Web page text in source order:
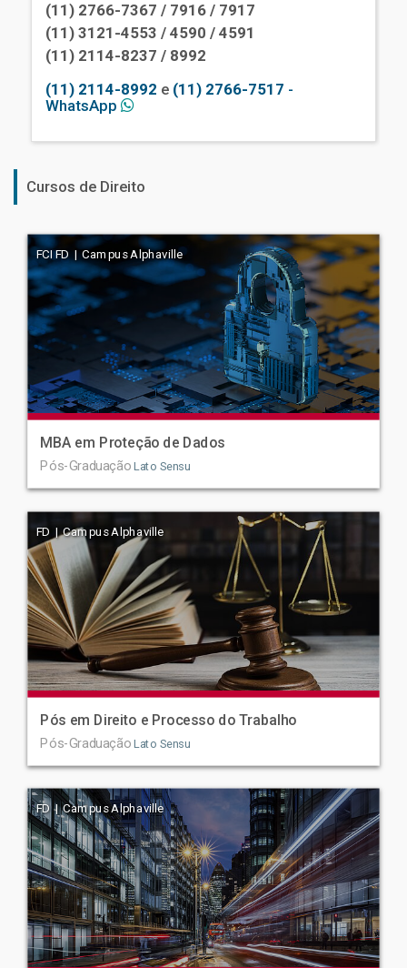
(11) 2766-7367 / 7916 / 7917
(11) 3121-4553 / 4590 / 4591
(11) 2114-8237 / 8992
(11) 2114-8992 e (11) 2766-7517 -
WhatsApp
Cursos de Direito
FCI FD | Campus Alphaville
MBA em Proteção de Dados
Pós-Graduação Lato Sensu
FD | Campus Alphaville
Pós em Direito e Processo do Trabalho
Pós-Graduação Lato Sensu
FD | Campus Alphaville